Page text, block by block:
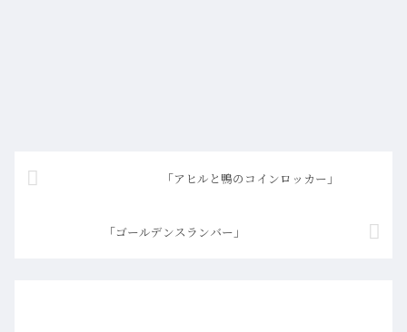
「アヒルと鴨のコインロッカー」
「ゴールデンスランバー」